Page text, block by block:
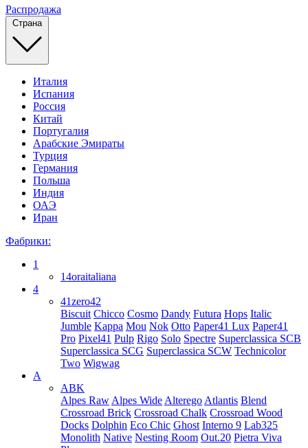
Распродажа
Страна
Италия
Испания
Россия
Китай
Португалия
Арабские Эмираты
Турция
Германия
Польша
Индия
ОАЭ
Иран
Фабрики:
1
14oraitaliana
4
41zero42
Biscuit Chicco Cosmo Dandy Futura Hops Italic
Jumble Kappa Mou Nok Otto Paper41 Lux Paper41
Pro Pixel41 Pulp Rigo Solo Spectre Superclassica SCB
Superclassica SCG Superclassica SCW Technicolor
Two Wigwag
A
ABK
Alpes Raw Alpes Wide Alterego Atlantis Blend
Crossroad Brick Crossroad Chalk Crossroad Wood
Docks Dolphin Eco Chic Ghost Interno 9 Lab325
Monolith Native Nesting Room Out.20 Pietra Viva